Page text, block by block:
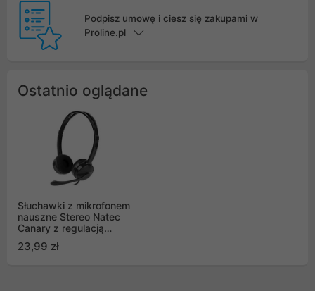
Podpisz umowę i ciesz się zakupami w
Proline.pl
Ostatnio oglądane
Słuchawki z mikrofonem
nauszne Stereo Natec
Canary z regulacją
23,99 zł